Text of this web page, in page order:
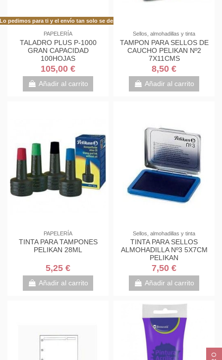
pedimos para ti y el envío tan solo se demora 48h más de lo habitual!
PAPELERÍA
TALADRO PLUS P-1000
GRAN CAPACIDAD
100HOJAS
105,00 €
Añadir al carrito
Sellos, almohadillas y tinta
TAMPON PARA SELLOS DE
CAUCHO PELIKAN Nº2
7X11CMS
8,50 €
Añadir al carrito
PAPELERÍA
TINTA PARA TAMPONES
PELIKAN 28ML
5,25 €
Añadir al carrito
Sellos, almohadillas y tinta
TINTA PARA SELLOS
ALMOHADILLA Nº3 5X7CM
PELIKAN
7,50 €
Añadir al carrito